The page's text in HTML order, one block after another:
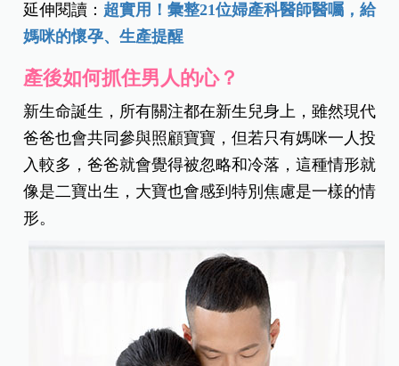
延伸閱讀： 超實用！彙整21位婦產科醫師醫囑，給
媽咪的懷孕、生產提醒
產後如何抓住男人的心？
新生命誕生，所有關注都在新生兒身上，雖然現代
爸爸也會共同參與照顧寶寶，但若只有媽咪一人投
入較多，爸爸就會覺得被忽略和冷落，這種情形就
像是二寶出生，大寶也會感到特別焦慮是一樣的情
形。